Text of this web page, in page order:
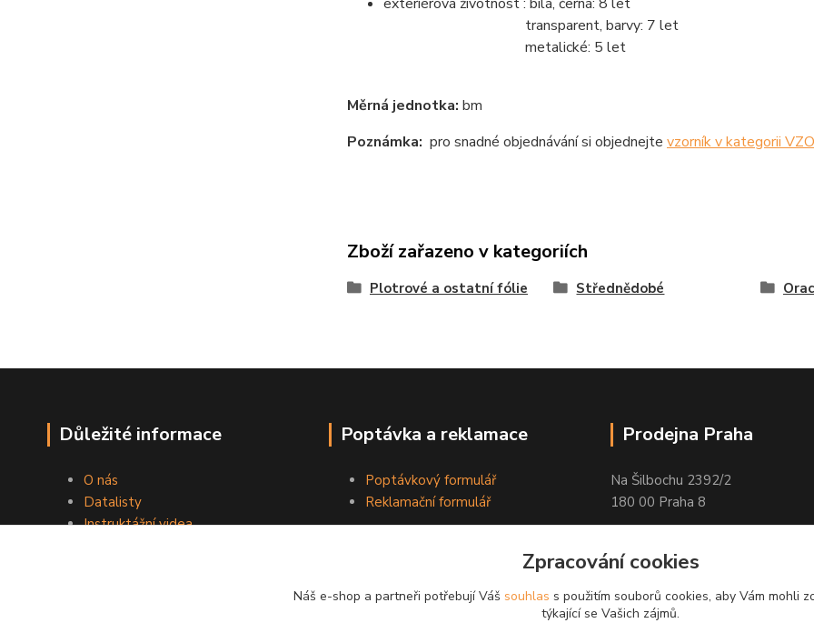
transparent, barvy: 7 let
metalické: 5 let
Měrná jednotka: bm
Poznámka: pro snadné objednávání si objednejte vzorník v kategorii
Zboží zařazeno v kategoriích
Plotrové a ostatní fólie Střednědobé
Důležité informace
O nás
Datalisty
Instruktážní videa
Poptávka a reklamace
Poptávkový formulář
Reklamační formulář
Prodejna Praha
Na Šilbochu 2392/2
180 00 Praha 8
Odkaz na Google mapu
Zpracování cookies
Náš e-shop a partneři potřebují Váš souhlas s použitím souborů cookies, aby Vám mohli
týkající se Vašich zájmů.